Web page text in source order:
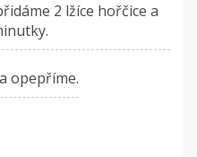
2 lžíce hořčice a
opepříme.